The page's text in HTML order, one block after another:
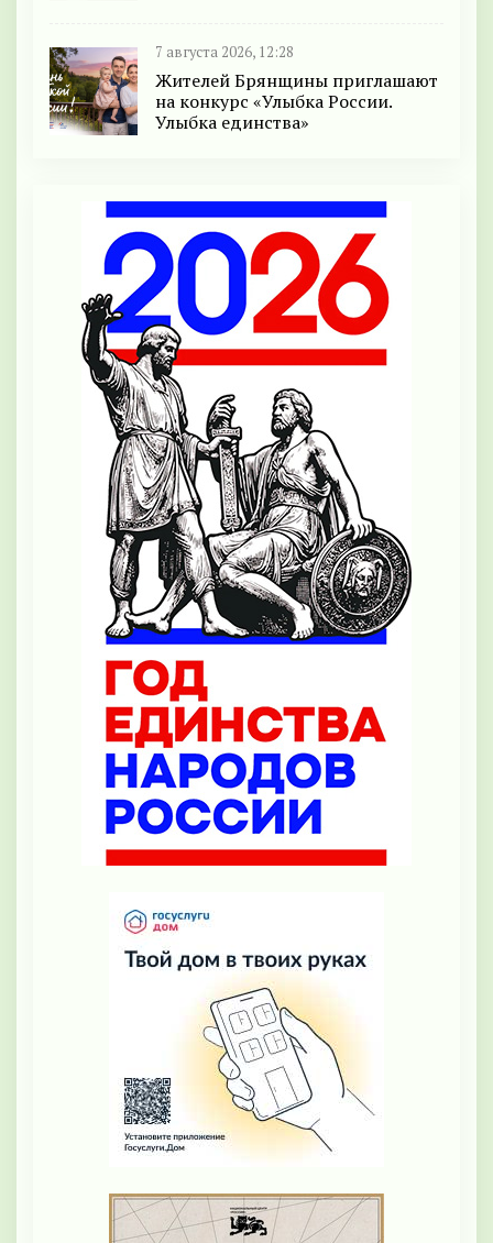
7 августа 2026, 12:28
Жителей Брянщины приглашают
на конкурс «Улыбка России.
Улыбка единства»